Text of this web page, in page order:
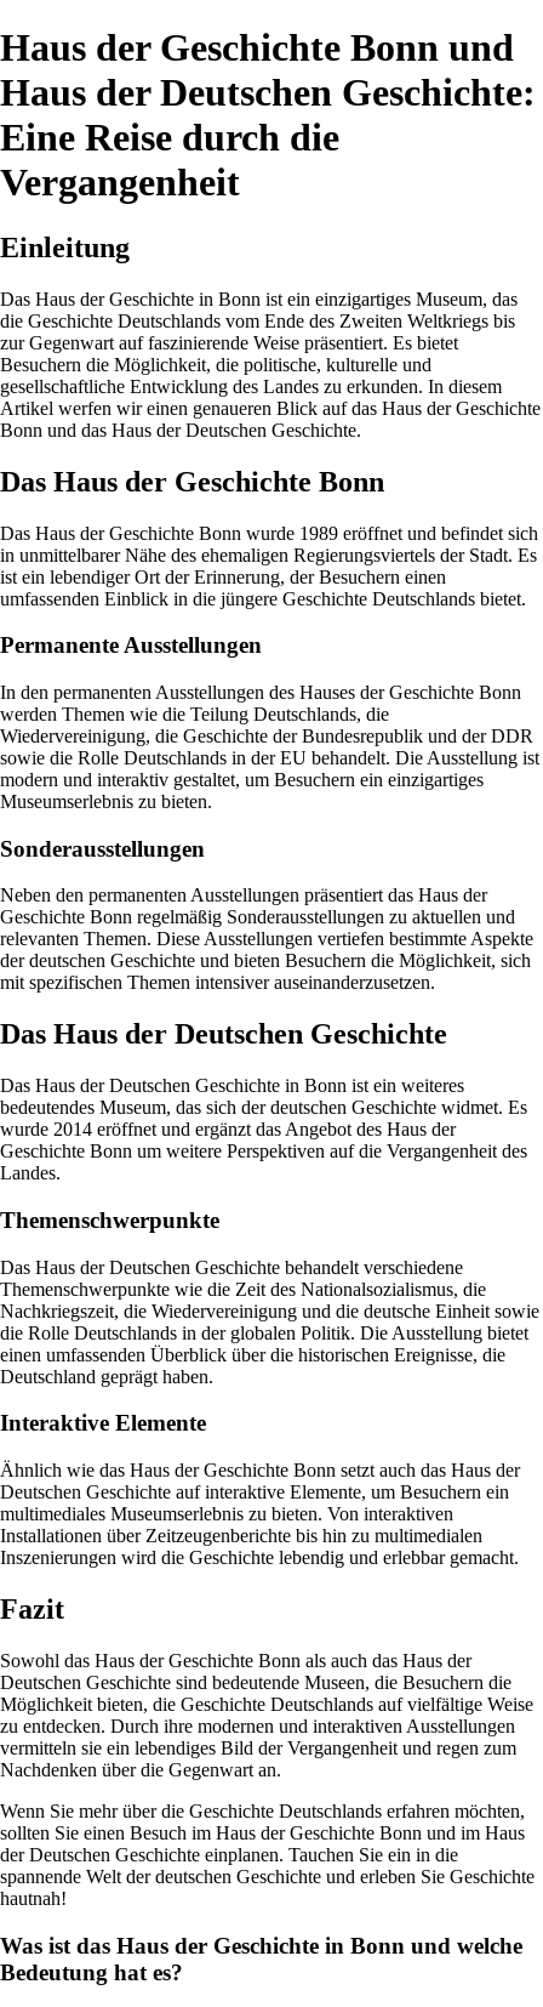
Haus der Geschichte Bonn und
Haus der Deutschen Geschichte:
Eine Reise durch die
Vergangenheit
Einleitung
Das Haus der Geschichte in Bonn ist ein einzigartiges Museum, das
die Geschichte Deutschlands vom Ende des Zweiten Weltkriegs bis
zur Gegenwart auf faszinierende Weise präsentiert. Es bietet
Besuchern die Möglichkeit, die politische, kulturelle und
gesellschaftliche Entwicklung des Landes zu erkunden. In diesem
Artikel werfen wir einen genaueren Blick auf das Haus der Geschichte
Bonn und das Haus der Deutschen Geschichte.
Das Haus der Geschichte Bonn
Das Haus der Geschichte Bonn wurde 1989 eröffnet und befindet sich
in unmittelbarer Nähe des ehemaligen Regierungsviertels der Stadt. Es
ist ein lebendiger Ort der Erinnerung, der Besuchern einen
umfassenden Einblick in die jüngere Geschichte Deutschlands bietet.
Permanente Ausstellungen
In den permanenten Ausstellungen des Hauses der Geschichte Bonn
werden Themen wie die Teilung Deutschlands, die
Wiedervereinigung, die Geschichte der Bundesrepublik und der DDR
sowie die Rolle Deutschlands in der EU behandelt. Die Ausstellung ist
modern und interaktiv gestaltet, um Besuchern ein einzigartiges
Museumserlebnis zu bieten.
Sonderausstellungen
Neben den permanenten Ausstellungen präsentiert das Haus der
Geschichte Bonn regelmäßig Sonderausstellungen zu aktuellen und
relevanten Themen. Diese Ausstellungen vertiefen bestimmte Aspekte
der deutschen Geschichte und bieten Besuchern die Möglichkeit, sich
mit spezifischen Themen intensiver auseinanderzusetzen.
Das Haus der Deutschen Geschichte
Das Haus der Deutschen Geschichte in Bonn ist ein weiteres
bedeutendes Museum, das sich der deutschen Geschichte widmet. Es
wurde 2014 eröffnet und ergänzt das Angebot des Haus der
Geschichte Bonn um weitere Perspektiven auf die Vergangenheit des
Landes.
Themenschwerpunkte
Das Haus der Deutschen Geschichte behandelt verschiedene
Themenschwerpunkte wie die Zeit des Nationalsozialismus, die
Nachkriegszeit, die Wiedervereinigung und die deutsche Einheit sowie
die Rolle Deutschlands in der globalen Politik. Die Ausstellung bietet
einen umfassenden Überblick über die historischen Ereignisse, die
Deutschland geprägt haben.
Interaktive Elemente
Ähnlich wie das Haus der Geschichte Bonn setzt auch das Haus der
Deutschen Geschichte auf interaktive Elemente, um Besuchern ein
multimediales Museumserlebnis zu bieten. Von interaktiven
Installationen über Zeitzeugenberichte bis hin zu multimedialen
Inszenierungen wird die Geschichte lebendig und erlebbar gemacht.
Fazit
Sowohl das Haus der Geschichte Bonn als auch das Haus der
Deutschen Geschichte sind bedeutende Museen, die Besuchern die
Möglichkeit bieten, die Geschichte Deutschlands auf vielfältige Weise
zu entdecken. Durch ihre modernen und interaktiven Ausstellungen
vermitteln sie ein lebendiges Bild der Vergangenheit und regen zum
Nachdenken über die Gegenwart an.
Wenn Sie mehr über die Geschichte Deutschlands erfahren möchten,
sollten Sie einen Besuch im Haus der Geschichte Bonn und im Haus
der Deutschen Geschichte einplanen. Tauchen Sie ein in die
spannende Welt der deutschen Geschichte und erleben Sie Geschichte
hautnah!
Was ist das Haus der Geschichte in Bonn und welche
Bedeutung hat es?